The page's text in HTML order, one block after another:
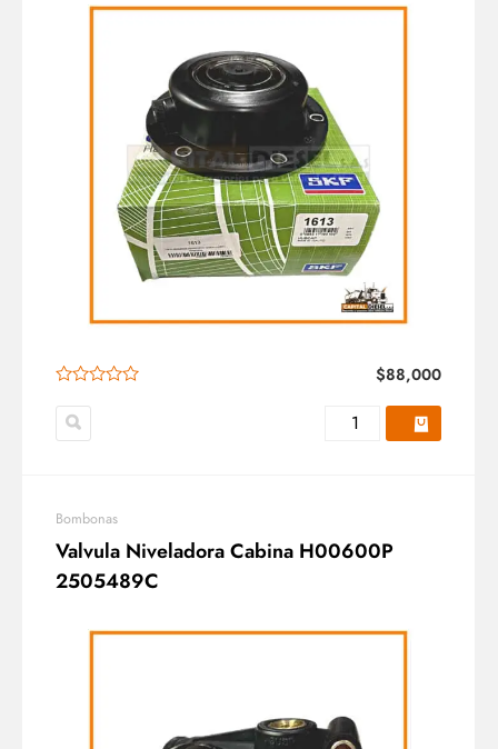
$88,000
Bombonas
Valvula Niveladora Cabina H00600P
2505489C